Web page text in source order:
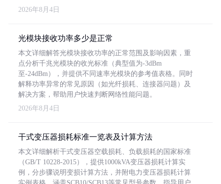
2026年8月4日
光模块接收功率多少是正常
本文详细解答光模块接收功率的正常范围及影响因素，重
点分析千兆光模块的收光标准（典型值为-3dBm
至-24dBm），并提供不同速率光模块的参考值表格。同时
解释功率异常的常见原因（如光纤损耗、连接器问题）及
解决方案，帮助用户快速判断网络性能问题。
2026年8月4日
干式变压器损耗标准一览表及计算方法
本文详细解析干式变压器空载损耗、负载损耗的国家标准
（GB/T 10228-2015），提供1000kVA变压器损耗计算实
例，分步骤说明变损计算方法，并附电力变压器损耗计算